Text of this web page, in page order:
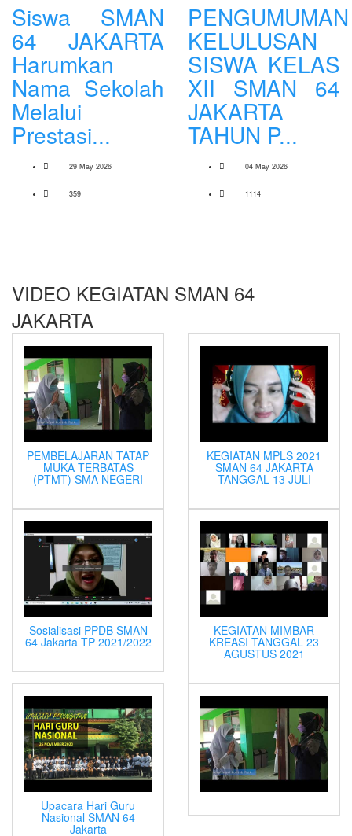
Siswa SMAN
64 JAKARTA
Harumkan
Nama Sekolah
Melalui
Prestasi...
29 May 2026
359
PENGUMUMAN
KELULUSAN
SISWA KELAS
XII SMAN 64
JAKARTA
TAHUN P...
04 May 2026
1114
VIDEO KEGIATAN SMAN 64
JAKARTA
PEMBELAJARAN TATAP
MUKA TERBATAS
(PTMT) SMA NEGERI
KEGIATAN MPLS 2021
SMAN 64 JAKARTA
TANGGAL 13 JULI
Sosialisasi PPDB SMAN
64 Jakarta TP 2021/2022
KEGIATAN MIMBAR
KREASI TANGGAL 23
AGUSTUS 2021
Upacara Hari Guru
Nasional SMAN 64
Jakarta